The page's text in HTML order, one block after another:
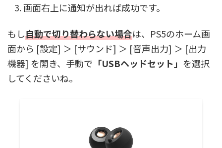
画面右上に通知が出れば成功です。
もし自動で切り替わらない場合は、PS5のホーム画
面から [設定] ＞ [サウンド] ＞ [音声出力] ＞ [出力
機器] を開き、手動で 「USBヘッドセット」 を選択
してくださいね。